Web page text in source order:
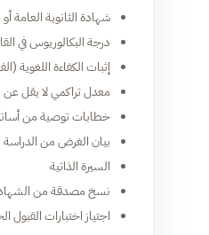
شهادة الثانوية العامة
درجة البكالوريوس في
إثبات الكفاءة اللغوية
معدل تراكمي لا يقل عن 3.0 من 4.0 (أو ما يعادله) للدراسات العليا
خطابات توصية من
بيان الغرض من الدراسة
السيرة الذاتية
نسخ مصدقة من
اجتياز اختبارات